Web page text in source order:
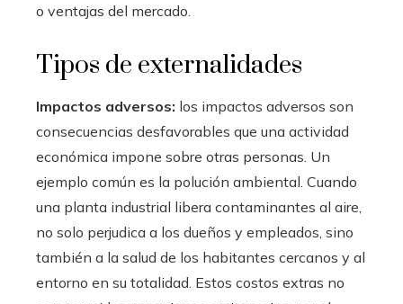
o ventajas del mercado.
Tipos de externalidades
Impactos adversos: los impactos adversos son
consecuencias desfavorables que una actividad
económica impone sobre otras personas. Un
ejemplo común es la polución ambiental. Cuando
una planta industrial libera contaminantes al aire,
no solo perjudica a los dueños y empleados, sino
también a la salud de los habitantes cercanos y al
entorno en su totalidad. Estos costos extras no